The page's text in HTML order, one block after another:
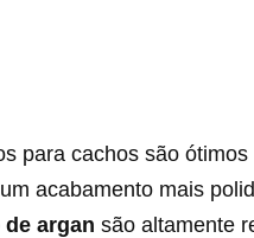
para cachos são
acabamento mais
de argan são altamente